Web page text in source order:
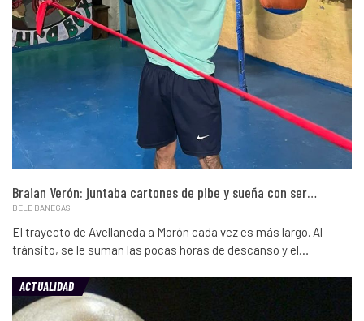
Braian Verón: juntaba cartones de pibe y sueña con ser…
BELE BANEGAS
El trayecto de Avellaneda a Morón cada vez es más largo. Al
tránsito, se le suman las pocas horas de descanso y el…
ACTUALIDAD